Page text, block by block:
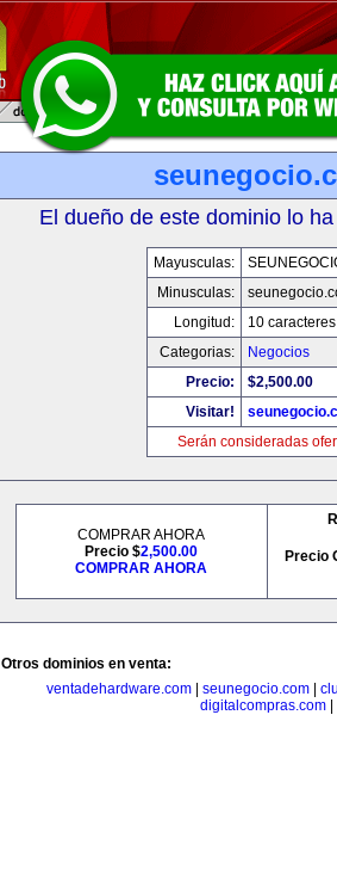
El dueño de este dominio lo
Mayusculas:
Minusculas:
Longitud:
10 caracteres
Categorias:
Negocios
Precio:
$2,500.00
Visitar!
Serán consideradas
COMPRAR AHORA
Precio $2,500.00
COMPRAR AHORA
Precio
Otros dominios en venta:
ventadehardware.com| seunegocio.com|
digitalcompras.com